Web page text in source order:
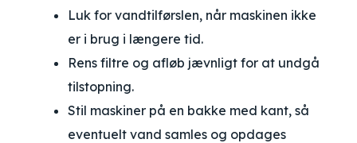
Luk for vandtilførslen, når maskinen ikke
er i brug i længere tid.
Rens filtre og afløb jævnligt for at undgå
tilstopning.
Stil maskiner på en bakke med kant, så
eventuelt vand samles og opdages